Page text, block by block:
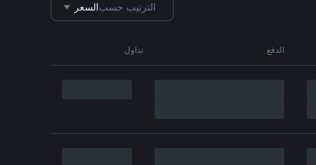
الترتيب حسبالسعر
الدفع تداول